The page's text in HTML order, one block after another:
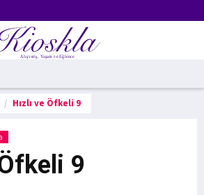
Hızlı ve Öfkeli 9
9